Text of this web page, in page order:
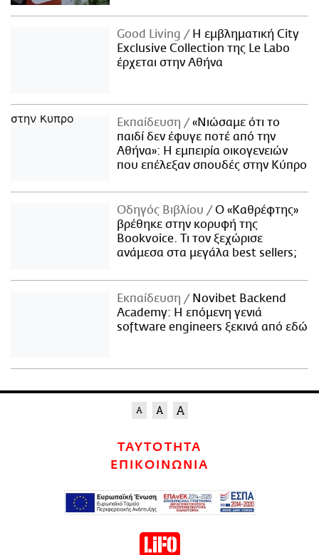
Good Living
Η εμβληματική City
Exclusive Collection της Le Labo
έρχεται στην Αθήνα
Εκπαίδευση
«Νιώσαμε ότι το
παιδί δεν έφυγε ποτέ από την
Αθήνα»: Η εμπειρία οικογενειών
που επέλεξαν σπουδές στην Κύπρο
Οδηγός Βιβλίου
Ο «Καθρέφτης»
βρέθηκε στην κορυφή της
Bookvoice. Τι τον ξεχώρισε
ανάμεσα στα μεγάλα best sellers;
Εκπαίδευση
Novibet Backend
Academy: Η επόμενη γενιά
software engineers ξεκινά από εδώ
ΤΑΥΤΟΤΗΤΑ
ΕΠΙΚΟΙΝΩΝΙΑ